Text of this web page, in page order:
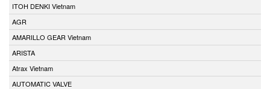
ITOH DENKI Vietnam
AGR
AMARILLO GEAR Vietnam
ARISTA
Atrax Vietnam
AUTOMATIC VALVE